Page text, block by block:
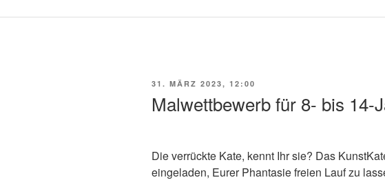
VERÖFFENTLICHT
31. MÄRZ 2023, 12:00
Malwettbewerb für 8- bis 14-
Die verrückte Kate, kennt Ihr sie? Das
eingeladen, Eurer Phantasie freien Lauf zu